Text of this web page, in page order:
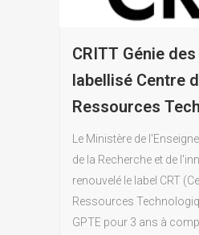
CRITT Génie
labellisé Centre
Ressources
Le Ministère de
de la Recherche et de
renouvelé le label CRT
Ressources
GPTE pour 3 ans à